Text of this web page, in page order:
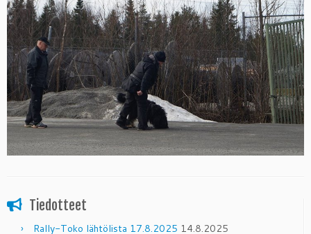
Tiedotteet
Rally-Toko lähtölista 17.8.2025 14.8.2025